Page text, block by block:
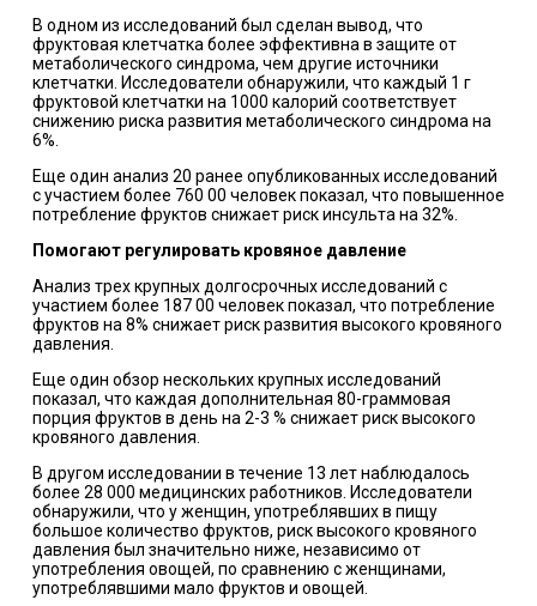
В одном из исследований был сделан вывод, что
фруктовая клетчатка более эффективна в защите от
метаболического синдрома, чем другие источники
клетчатки. Исследователи обнаружили, что каждый 1 г
фруктовой клетчатки на 1000 калорий соответствует
снижению риска развития метаболического синдрома на
6%.
Еще один анализ 20 ранее опубликованных исследований
с участием более 760 00 человек показал, что повышенное
потребление фруктов снижает риск инсульта на 32%.
Помогают регулировать кровяное давление
Анализ трех крупных долгосрочных исследований с
участием более 187 00 человек показал, что потребление
фруктов на 8% снижает риск развития высокого кровяного
давления.
Еще один обзор нескольких крупных исследований
показал, что каждая дополнительная 80-граммовая
порция фруктов в день на 2-3 % снижает риск высокого
кровяного давления.
В другом исследовании в течение 13 лет наблюдалось
более 28 000 медицинских работников. Исследователи
обнаружили, что у женщин, употреблявших в пищу
большое количество фруктов, риск высокого кровяного
давления был значительно ниже, независимо от
употребления овощей, по сравнению с женщинами,
употреблявшими мало фруктов и овощей.